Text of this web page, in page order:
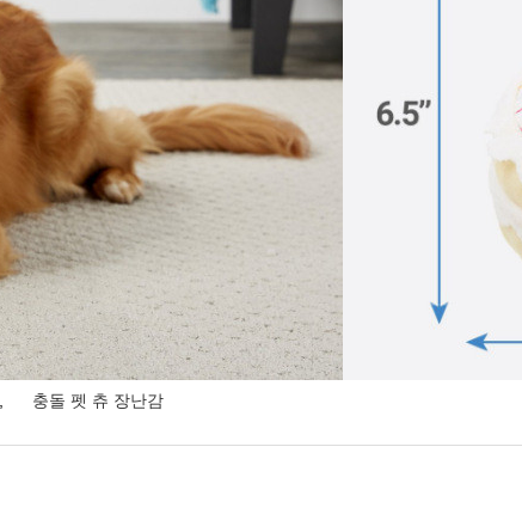
충돌 펫 츄 장난감